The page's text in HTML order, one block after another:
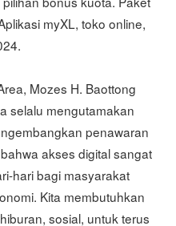
myXL, toko online,
Mozes H. Baottong
selalu mengutamakan
penawaran
akses digital sangat
hari bagi masyarakat
Kita membutuhkan
sosial, untuk terus